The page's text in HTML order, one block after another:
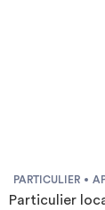
PARTICULIER
Particulier